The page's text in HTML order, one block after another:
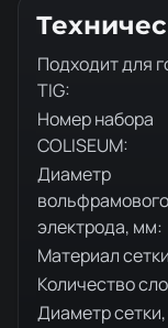
Подходит для
TIG:
Номер набора
COLISEUM:
Диаметр
вольфрамового
электрода, мм:
Материал
Количество
Диаметр